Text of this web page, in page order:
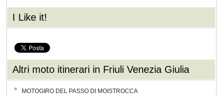
I Like it!
Altri moto itinerari in Friuli Venezia Giulia
MOTOGIRO DEL PASSO DI MOISTROCCA